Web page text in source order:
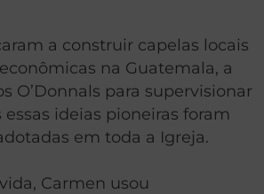
a construir capelas locais
na Guatemala, a
O’Donnals para supervisionar
ideias pioneiras foram
em toda a Igreja.
Carmen usou